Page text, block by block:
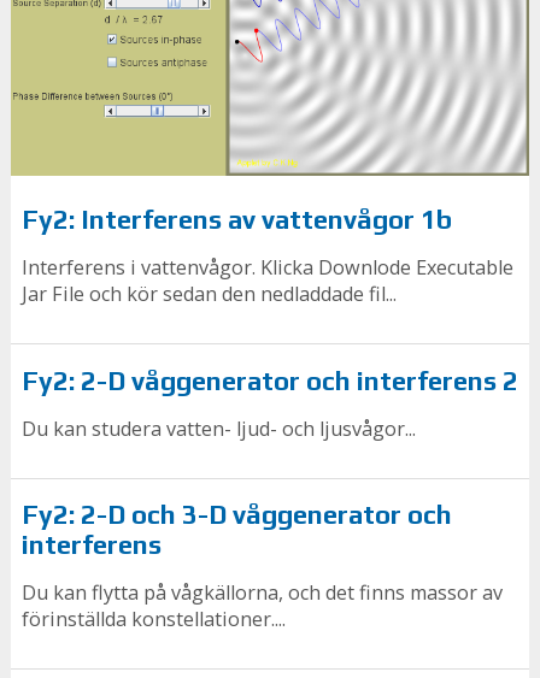
Fy2: Interferens av vattenvågor 1b
Interferens i vattenvågor. Klicka Downlode Executable
Jar File och kör sedan den nedladdade fil...
Fy2: 2-D våggenerator och interferens 2
Du kan studera vatten- ljud- och ljusvågor...
Fy2: 2-D och 3-D våggenerator och
interferens
Du kan flytta på vågkällorna, och det finns massor av
förinställda konstellationer....